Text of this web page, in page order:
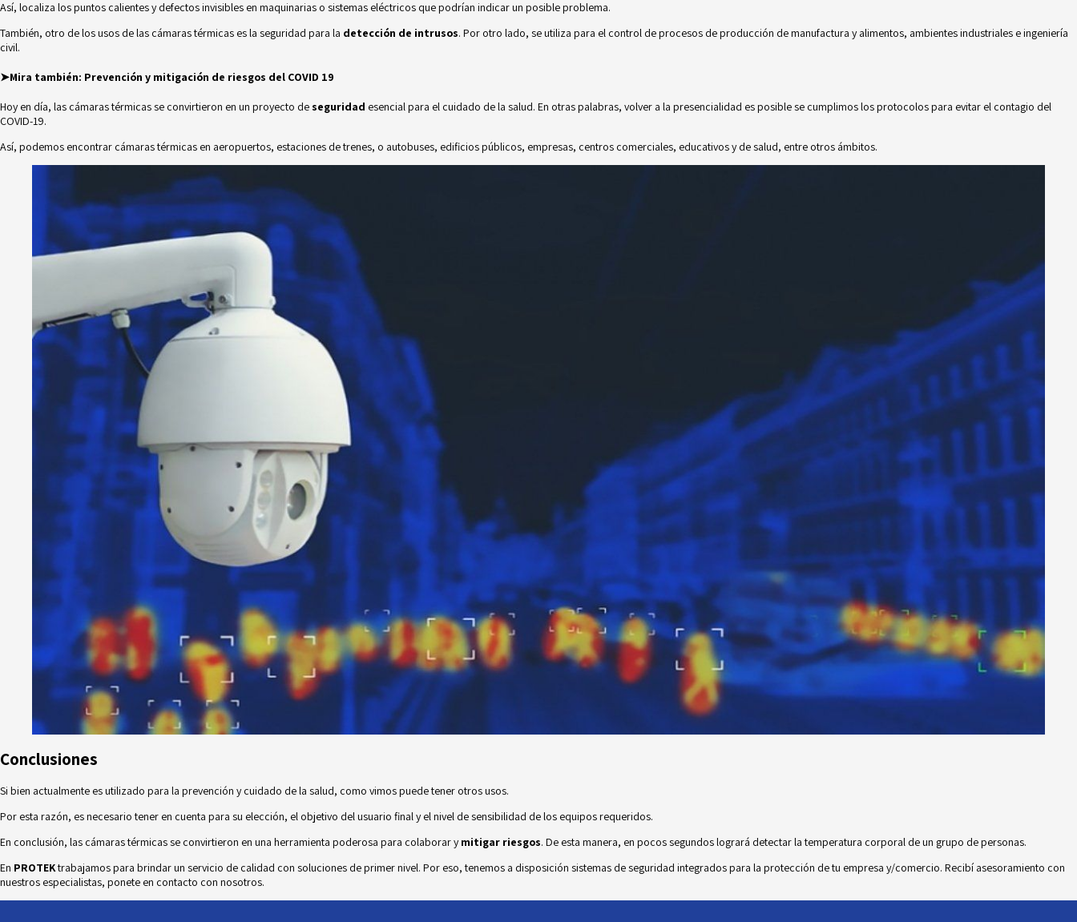
Así, localiza los puntos calientes y defectos invisibles en maquinarias o sistemas eléctricos que podrían indicar un posible problema.
También, otro de los usos de las cámaras térmicas es la seguridad para la detección de intrusos. Por otro lado, se utiliza para el control de procesos de producción de manufactura y alimentos, ambientes industriales e ingeniería
civil.
➤Mira también: Prevención y mitigación de riesgos del COVID 19
Hoy en día, las cámaras térmicas se convirtieron en un proyecto de seguridad esencial para el cuidado de la salud. En otras palabras, volver a la presencialidad es posible se cumplimos los protocolos para evitar el contagio del
COVID-19.
Así, podemos encontrar cámaras térmicas en aeropuertos, estaciones de trenes, o autobuses, edificios públicos, empresas, centros comerciales, educativos y de salud, entre otros ámbitos.
Conclusiones
Si bien actualmente es utilizado para la prevención y cuidado de la salud, como vimos puede tener otros usos.
Por esta razón, es necesario tener en cuenta para su elección, el objetivo del usuario final y el nivel de sensibilidad de los equipos requeridos.
En conclusión, las cámaras térmicas se convirtieron en una herramienta poderosa para colaborar ymitigar riesgos. De esta manera, en pocos segundos logrará detectar la temperatura corporal de un grupo de personas.
En PROTEKtrabajamos para brindar un servicio de calidad con soluciones de primer nivel. Por eso, tenemos a disposición sistemas de seguridad integrados para la protección de tu empresa y/comercio. Recibí asesoramiento con
nuestros especialistas, ponete en contacto con nosotros.